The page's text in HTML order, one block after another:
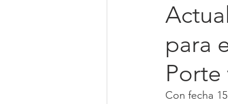
para
Porte
Con fecha